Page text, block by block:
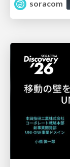
soracom